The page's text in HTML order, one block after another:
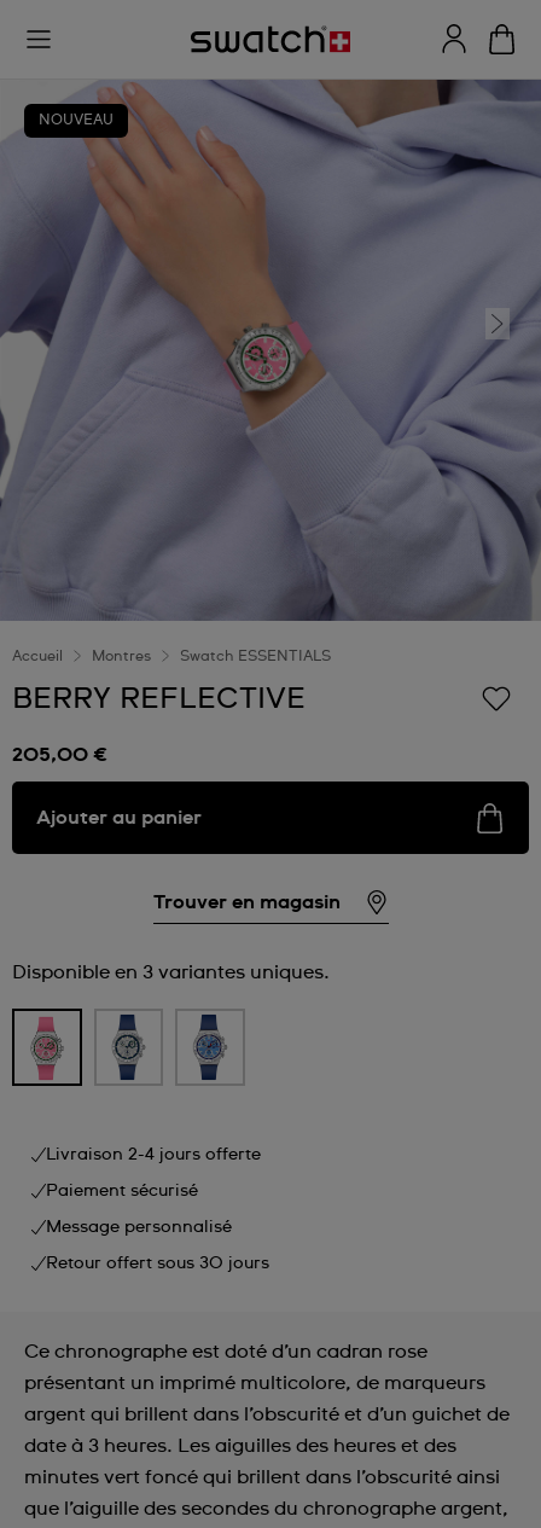
NOUVEAU
Accueil Montres Swatch ESSENTIALS
BERRY REFLECTIVE
205,00 €
Ajouter au panier
Trouver en magasin
Disponible en 3 variantes uniques.
Livraison 2-4 jours offerte
Paiement sécurisé
Message personnalisé
Retour offert sous 30 jours
Ce chronographe est doté d’un cadran rose
présentant un imprimé multicolore, de marqueurs
argent qui brillent dans l’obscurité et d’un guichet de
date à 3 heures. Les aiguilles des heures et des
minutes vert foncé qui brillent dans l’obscurité ainsi
que l’aiguille des secondes du chronographe argent,